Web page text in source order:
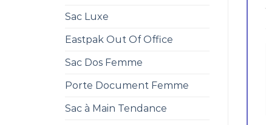
Sac Luxe
Eastpak Out Of Office
Sac Dos Femme
Porte Document Femme
Sac à Main Tendance